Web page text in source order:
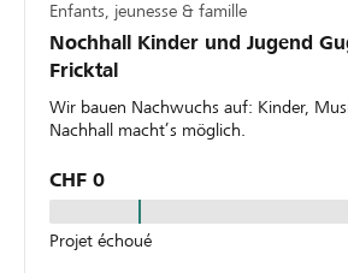
Enfants, jeunesse & famille
Nochhall Kinder und Jugend
Fricktal
Wir bauen Nachwuchs auf: Kinder,
Nachhall macht’s möglich.
CHF 0
Projet échoué